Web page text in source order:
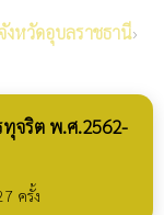
งหวัดอุบลราชธานี›
ทุจริต พ.ศ.2562-
ครั้ง